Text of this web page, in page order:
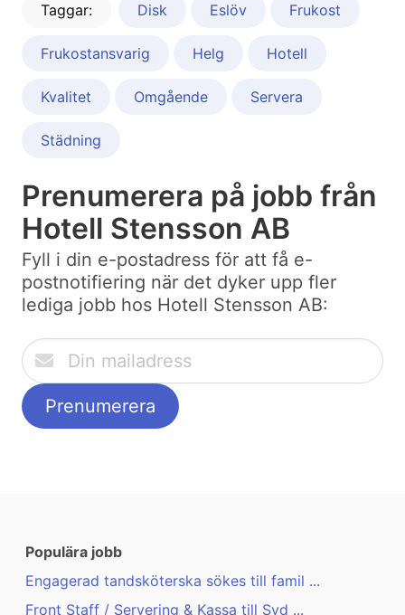
Taggar: Disk Eslöv Frukost
Frukostansvarig Helg Hotell
Kvalitet Omgående Servera
Städning
Prenumerera på jobb från
Hotell Stensson AB
Fyll i din e-postadress för att få e-
postnotifiering när det dyker upp fler
lediga jobb hos Hotell Stensson AB:
Populära jobb
Engagerad tandsköterska sökes till famil ...
Front Staff / Servering & Kassa till Syd ...